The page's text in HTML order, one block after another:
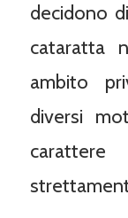
decidono
cataratta
ambito
diversi